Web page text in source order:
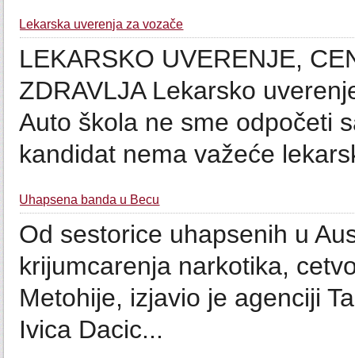
Lekarska uverenja za vozače
LEKARSKO UVERENJE,
ZDRAVLJA Lekarsko
Auto škola ne sme odpočeti
kandidat nema važeće
Uhapsena banda u Becu
Od sestorice uhapsenih u
krijumcarenja narkotika,
Metohije, izjavio je agenciji
Ivica Dacic...